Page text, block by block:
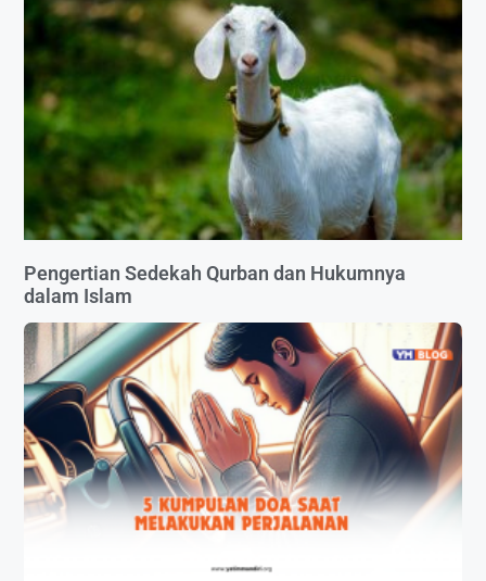
Pengertian Sedekah Qurban dan Hukumnya
dalam Islam